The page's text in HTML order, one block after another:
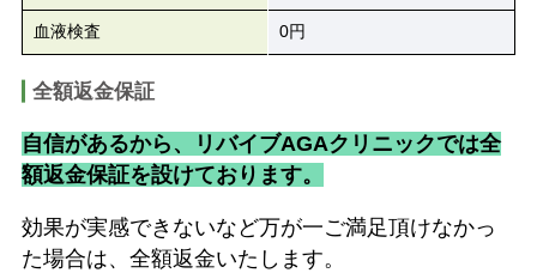
血液検査 0円
全額返金保証
自信があるから、リバイブAGAクリニックでは全
額返金保証を設けております。
効果が実感できないなど万が一ご満足頂けなかっ
た場合は、全額返金いたします。